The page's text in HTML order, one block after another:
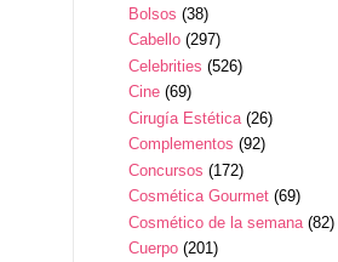
Bolsos (38)
Cabello (297)
Celebrities (526)
Cine (69)
Cirugía Estética (26)
Complementos (92)
Concursos (172)
Cosmética Gourmet (69)
Cosmético de la semana (82)
Cuerpo (201)